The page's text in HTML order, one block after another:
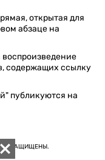
открытая для
абзаце на
содержащих ссылку
публикуются на
ЗАЩИЩЕНЫ.